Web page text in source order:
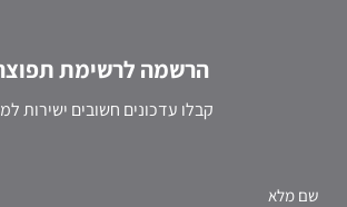
הרשמה לרשימת
קבלו עדכונים חשובים ישירות
שם מלא